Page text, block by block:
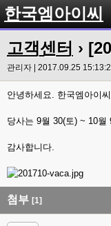
한국엠아이씨
고객센터 ›
관리자 | 2017.09.25
안녕하세요. 한국엠아이
당사는 9월 30(토) ~ 10
감사합니다.
첨부 [1]